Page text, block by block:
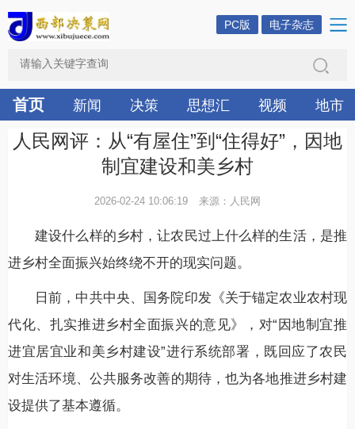
PC版 电子杂志
首页 新闻 决策 思想汇 视频 地市
人民网评：从“有屋住”到“住得好”，因地
制宜建设和美乡村
2026-02-24 10:06:19 来源：人民网
建设什么样的乡村，让农民过上什么样的生活，是推
进乡村全面振兴始终绕不开的现实问题。
日前，中共中央、国务院印发《关于锚定农业农村现
代化、扎实推进乡村全面振兴的意见》，对“因地制宜推
进宜居宜业和美乡村建设”进行系统部署，既回应了农民
对生活环境、公共服务改善的期待，也为各地推进乡村建
设提供了基本遵循。